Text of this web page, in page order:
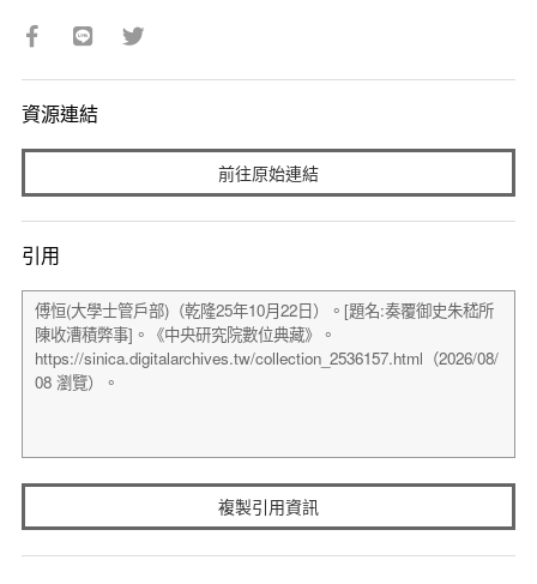
資源連結
前往原始連結
引用
複製引用資訊